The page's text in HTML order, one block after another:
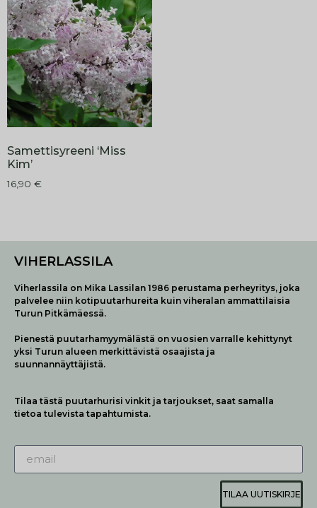
Samettisyreeni ‘Miss
Kim’
16,90 €
VIHERLASSILA
Viherlassila on Mika Lassilan 1986 perustama perheyritys, joka
palvelee niin kotipuutarhureita kuin viheralan ammattilaisia
Turun Pitkämäessä.
Pienestä puutarhamyymälästä on vuosien varralle kehittynyt
yksi Turun alueen merkittävistä osaajista ja
suunnannäyttäjistä.
Tilaa tästä puutarhurisi vinkit ja tarjoukset, saat samalla
tietoa tulevista tapahtumista.
TILAA UUTISKIRJE